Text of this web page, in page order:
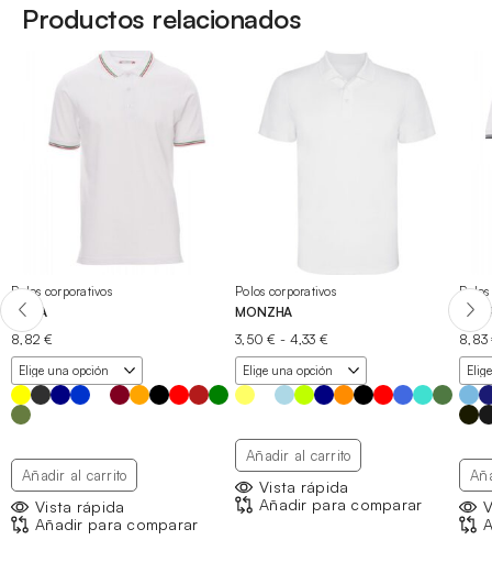
Productos relacionados
Polos corporativos
ITALIA
8,82€
Añadir al carrito
Vista rápida
Añadir para comparar
Polos corporativos
MONZHA
3,50€ - 4,33 €
de
precios:
desde
3,50 €
4,33 €
Añadir al carrito
Vista rápida
Añadir para comparar
8,83